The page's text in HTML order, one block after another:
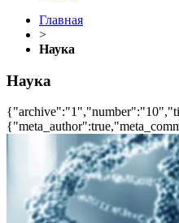
Главная
>
Наука
Наука